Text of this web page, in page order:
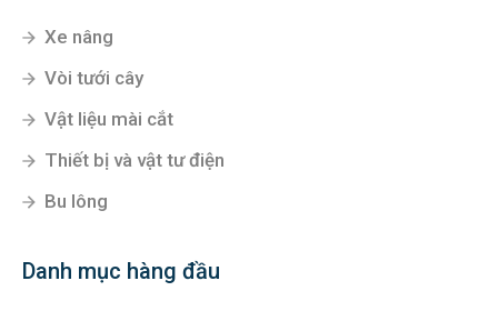
Xe nâng
Vòi tưới cây
Vật liệu mài cắt
Thiết bị và vật tư điện
Bu lông
Danh mục hàng đầu